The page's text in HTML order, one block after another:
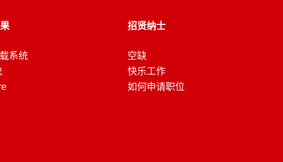
系统
招贤纳士
空缺
快乐工作
如何申请职位